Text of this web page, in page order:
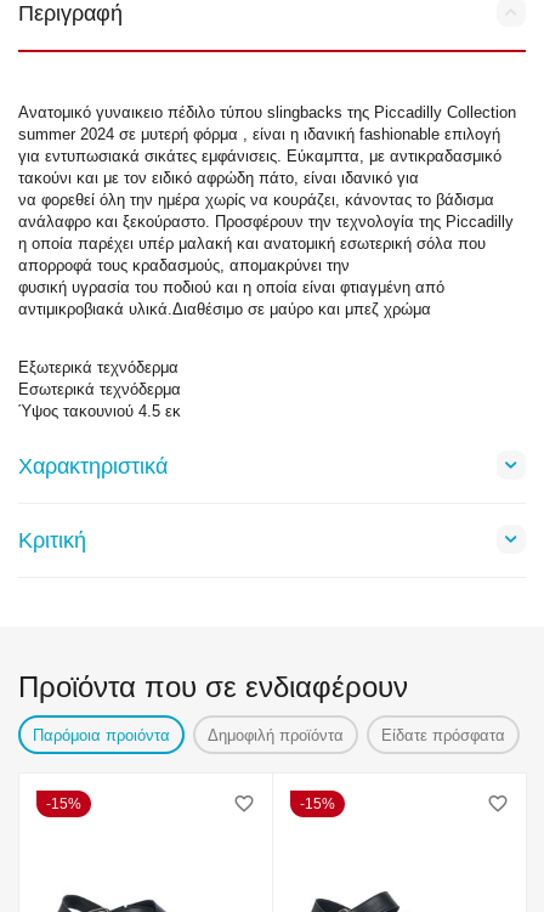
Περιγραφή
Ανατομικό γυναικειο πέδιλο τύπου slingbacks της Piccadilly Collection
summer 2024 σε μυτερή φόρμα , είναι η ιδανική fashionable επιλογή
για εντυπωσιακά σικάτες εμφάνισεις. Εύκαμπτα, με αντικραδασμικό
τακούνι και με τον ειδικό αφρώδη πάτο, είναι ιδανικό για
να φορεθεί όλη την ημέρα χωρίς να κουράζει, κάνοντας το βάδισμα
ανάλαφρο και ξεκούραστο. Προσφέρουν την τεχνολογία της Piccadilly
η οποία παρέχει υπέρ μαλακή και ανατομική εσωτερική σόλα που
απορροφά τους κραδασμούς, απομακρύνει την
φυσική υγρασία του ποδιού και η οποία είναι φτιαγμένη από
αντιμικροβιακά υλικά.Διαθέσιμο σε μαύρο και μπεζ χρώμα
Εξωτερικά τεχνόδερμα
Εσωτερικά τεχνόδερμα
Ύψος τακουνιού 4.5 εκ
Χαρακτηριστικά
Κριτική
Προϊόντα που σε ενδιαφέρουν
Παρόμοια προιόντα Δημοφιλή προϊόντα Είδατε πρόσφατα
15% 15%